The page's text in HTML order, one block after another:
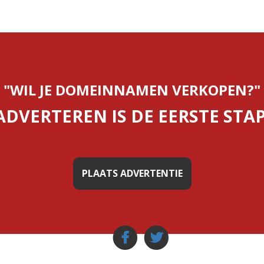
"WIL JE DOMEINNAMEN VERKOPEN?"
IS DE EERSTE
PLAATS ADVERTENTIE